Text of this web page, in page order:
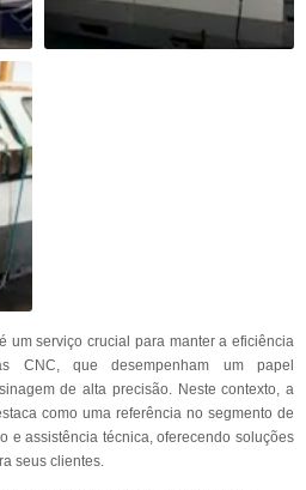
um serviço crucial para manter a eficiência
CNC, que desempenham um papel
de alta precisão. Neste contexto, a
como uma referência no segmento de
e assistência técnica, oferecendo soluções
seus clientes.